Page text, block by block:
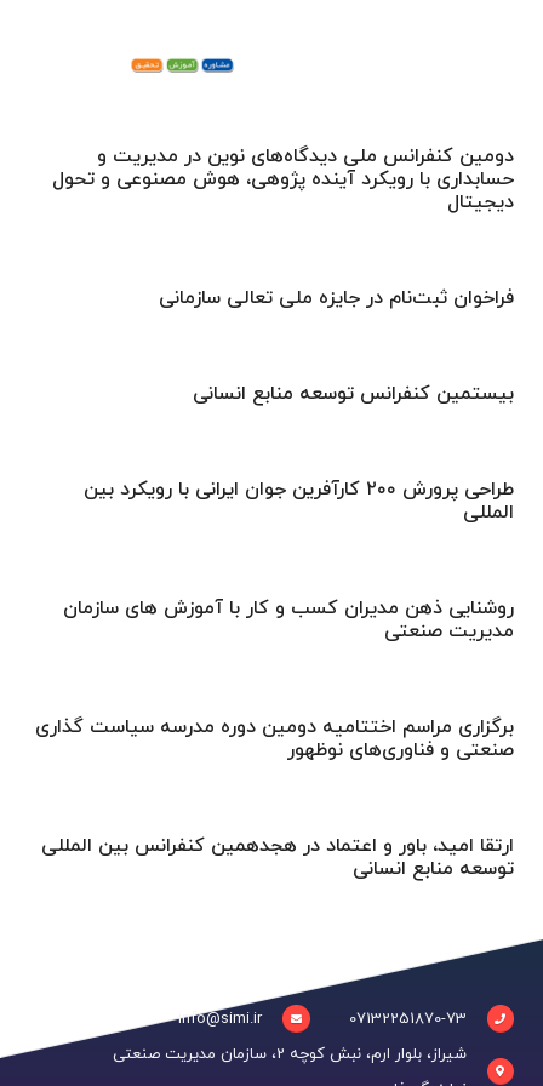
دومین کنفرانس ملی دیدگاه‌های نوین در مدیریت و
حسابداری با رویکرد آینده پژوهی، هوش مصنوعی و تحول
دیجیتال
فراخوان ثبت‌نام در جایزه ملی تعالی سازمانی
بیستمین کنفرانس توسعه منابع انسانی
طراحی پرورش ۲۰۰ کارآفرین جوان ایرانی با رویکرد بین
المللی
روشنایی ذهن مدیران کسب و کار با آموزش های سازمان
مدیریت صنعتی
برگزاری مراسم اختتامیه دومین دوره مدرسه سیاست گذاری
صنعتی و فناوری‌های نوظهور
ارتقا امید، باور و اعتماد در هجدهمین کنفرانس بین المللی
توسعه منابع انسانی
07132251870-73
info@simi.ir
شیراز، بلوار ارم، نبش کوچه 2، سازمان مدیریت صنعتی